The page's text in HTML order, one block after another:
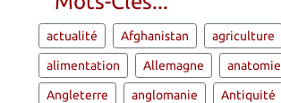
actualité Afghanistan agriculture
alimentation Allemagne anatomie
Angleterre anglomanie Antiquité